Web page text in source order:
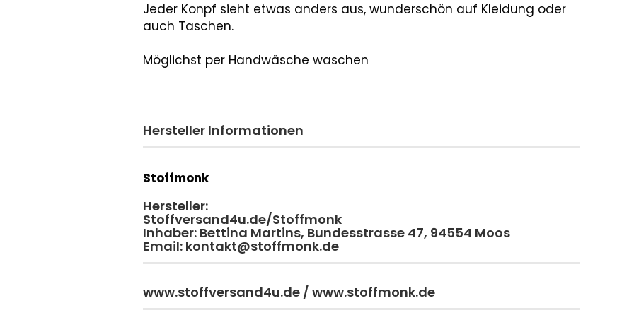
Jeder Konpf sieht etwas anders aus, wunderschön auf Kleidung oder
auch Taschen.
Möglichst per Handwäsche waschen
Hersteller Informationen
Stoffmonk
Hersteller:
Stoffversand4u.de/Stoffmonk
Inhaber: Bettina Martins, Bundesstrasse 47, 94554 Moos
Email: kontakt@stoffmonk.de
www.stoffversand4u.de / www.stoffmonk.de